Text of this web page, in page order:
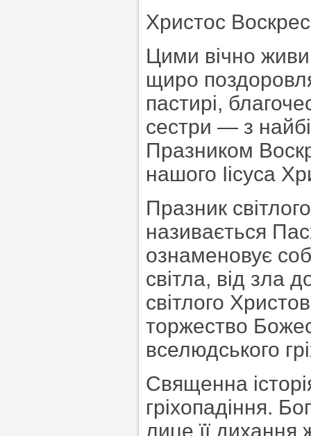
Христос
Цими вічно
щиро
пастирі,
сестри — з
Празником
нашого Іісуса
Празник
називається
ознаменовує
світла, від зла
світлого
торжество
вселюдського
Священна
гріхопадіння.
лице її дихання